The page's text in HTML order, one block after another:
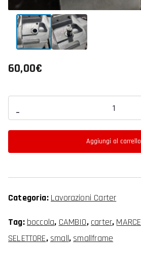
60,00€
-
Boccola
Sede
Selettore
Carter
Small
Frame
Aggiungi al carrello
Categoria: Lavorazioni Carter
Tag: boccola, CAMBIO, carter, MARCE
SELETTORE, small, smallframe